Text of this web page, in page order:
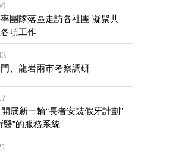
團隊落區走訪各社團 凝聚共
項工作
、龍岩兩市考察調研
展新一輪“長者安裝假牙計劃”
醫”的服務系統